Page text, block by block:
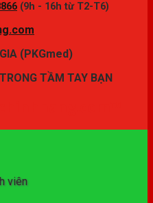
(9h - 16h từ T2-T6)
(PKGmed)
TẦM TAY BẠN
viên